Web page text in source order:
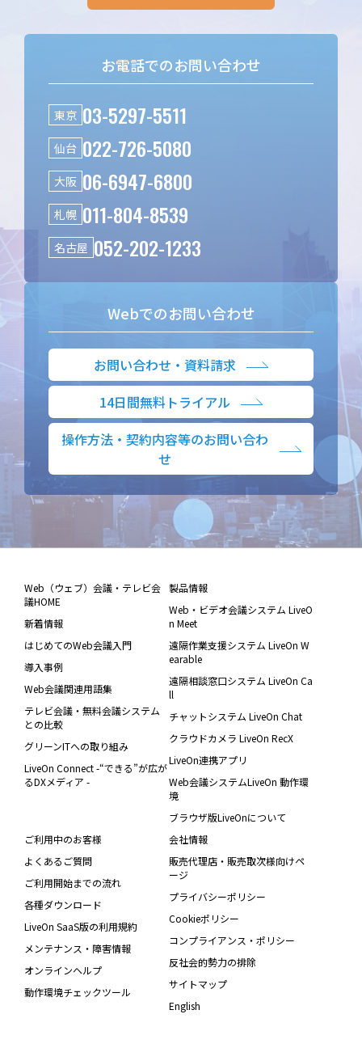
お電話でのお問い合わせ
東京 03-5297-5511
仙台 022-726-5080
大阪 06-6947-6800
札幌 011-804-8539
名古屋 052-202-1233
Webでのお問い合わせ
お問い合わせ・資料請求
14日間無料トライアル
操作方法・契約内容等のお問い合わ
せ
Web（ウェブ）会議・テレビ会
議HOME
新着情報
はじめてのWeb会議入門
導入事例
Web会議関連用語集
テレビ会議・無料会議システム
との比較
グリーンITへの取り組み
LiveOn Connect -“できる”が広が
るDXメディア -
製品情報
Web・ビデオ会議システム LiveO
n Meet
遠隔作業支援システム LiveOn W
earable
遠隔相談窓口システム LiveOn Ca
ll
チャットシステム LiveOn Chat
クラウドカメラ LiveOn RecX
LiveOn連携アプリ
Web会議システムLiveOn 動作環
境
ブラウザ版LiveOnについて
ご利用中のお客様
よくあるご質問
ご利用開始までの流れ
各種ダウンロード
LiveOn SaaS版の利用規約
メンテナンス・障害情報
オンラインヘルプ
動作環境チェックツール
会社情報
販売代理店・販売取次様向けペ
ージ
プライバシーポリシー
Cookieポリシー
コンプライアンス・ポリシー
反社会的勢力の排除
サイトマップ
English